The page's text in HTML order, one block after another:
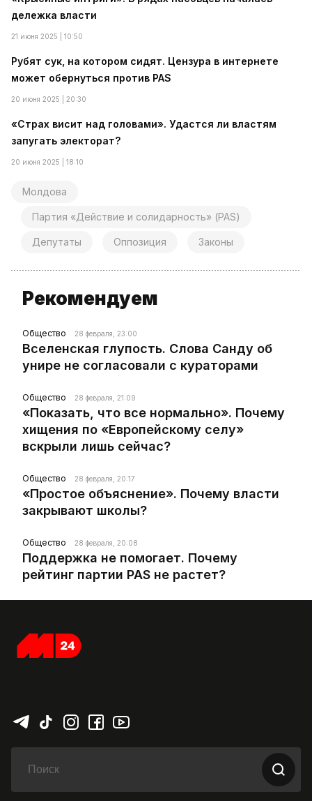
дележка власти
21 июня 2025 | 10:50
Рубят сук, на котором сидят. Цензура в интернете
может обернуться против PAS
20 июня 2025 | 20:30
«Страх висит над головами». Удастся ли властям
запугать электорат?
20 июня 2025 | 18:10
Молдова
Партия «Действие и солидарность» (PAS)
Депутаты Оппозиция Законы
Рекомендуем
Общество 28 февраля, 23:00
Вселенская глупость. Слова Санду об
унире не согласовали с кураторами
Общество 28 февраля, 21:09
«Показать, что все нормально». Почему
хищения по «Европейскому селу»
вскрыли лишь сейчас?
Общество 28 февраля, 20:17
«Простое объяснение». Почему власти
закрывают школы?
Общество 28 февраля, 20:08
Поддержка не помогает. Почему
рейтинг партии PAS не растет?